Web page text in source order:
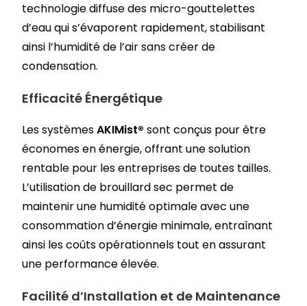
technologie diffuse des micro-gouttelettes
d’eau qui s’évaporent rapidement, stabilisant
ainsi l’humidité de l’air sans créer de
condensation.
Efficacité Énergétique
Les systèmesAKIMist® sont conçus pour être
économes en énergie, offrant une solution
rentable pour les entreprises de toutes tailles.
L’utilisation de brouillard sec permet de
maintenir une humidité optimale avec une
consommation d’énergie minimale, entraînant
ainsi les coûts opérationnels tout en assurant
une performance élevée.
Facilité d’Installation et de Maintenance